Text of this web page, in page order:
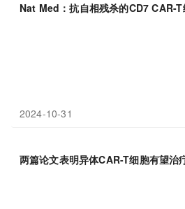
Nat Med：抗自相残杀的CD7 CAR-
2024-10-31
两篇论文表明异体CAR-T细胞有望治